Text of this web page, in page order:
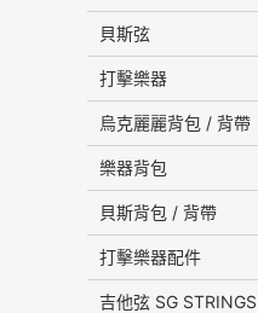
貝斯弦
打擊樂器
烏克麗麗背包 / 背帶
樂器背包
貝斯背包 / 背帶
打擊樂器配件
吉他弦 SG